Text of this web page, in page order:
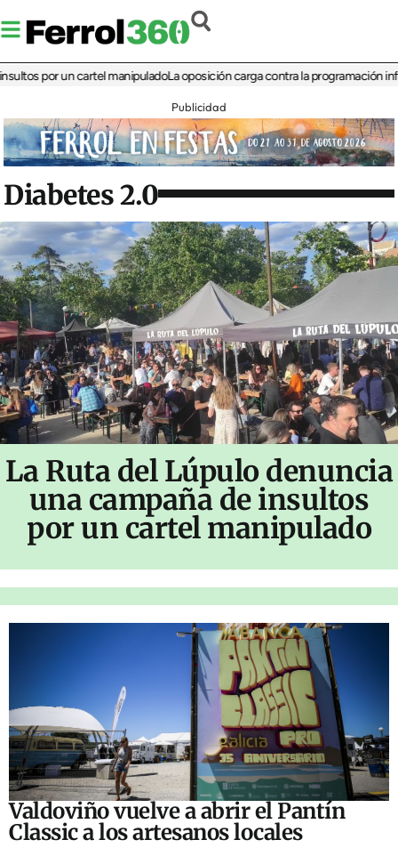
por un cartel manipuladoLa oposición carga contra la programación infantil
Publicidad
Diabetes 2.0
La Ruta del Lúpulo denuncia
una campaña de insultos
por un cartel manipulado
Valdoviño vuelve a abrir el Pantín
Classic a los artesanos locales